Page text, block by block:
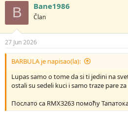
B Bane1986
Član
27 Jun 2026
BARBULA je napisao(la):
Lupas samo o tome da si ti jedini na
ostali su sedeli kuci i samo traze pare
Послато са RMX3263 помоћу